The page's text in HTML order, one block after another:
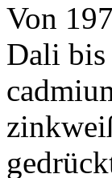
Von
Dali bis